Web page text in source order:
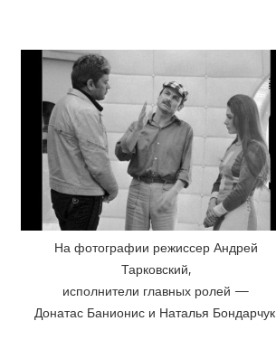
На фотографии режиссер Андрей
Тарковский,
исполнители главных ролей —
Донатас Банионис и Наталья Бондарчук.